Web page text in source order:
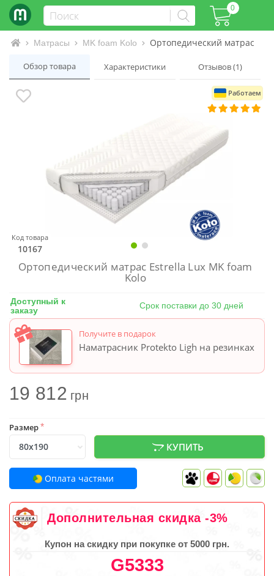
0
Интернет-магазин матрасов и кроватей
Матрасы MK foam Kolo Ортопедический матрас
Обзор товара Характеристики Отзывов (1)
Работаем
Код товара
10167
Ортопедический матрас Estrella Lux MK foam
Kolo
Доступный к
заказу
Срок поставки до 30 дней
Получите в подарок
Наматрасник Protekto Ligh на резинках
19 812грн
Размер*
КУПИТЬ
Оплата частями
Дополнительная скидка -3%
Купон на скидку при покупке от 5000 грн.
G5333